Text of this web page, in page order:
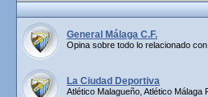
General Málaga C.F.
Opina sobre todo lo relacionado
La Ciudad Deportiva
Atlético Malagueño, Atlético Málaga